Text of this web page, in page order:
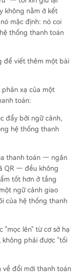
không nằm ở kết
mặc định: nó coi
thống thanh toán
để viết thêm một bài
phản xạ của một
toán:
đẩy bởi ngữ cảnh,
hệ thống thanh
thanh toán — ngân
QR — đều không
tốt hơn ở tầng
ngữ cảnh giao
của hệ thống thanh
"mọc lên" từ cơ sở hạ
không phải được "tối
về đổi mới thanh toán